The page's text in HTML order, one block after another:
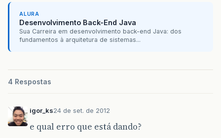
ALURA
Desenvolvimento Back-End Java
Sua Carreira em desenvolvimento back-end Java: dos
fundamentos à arquitetura de sistemas...
4 Respostas
igor_ks24 de set. de 2012
e qual erro que está dando?